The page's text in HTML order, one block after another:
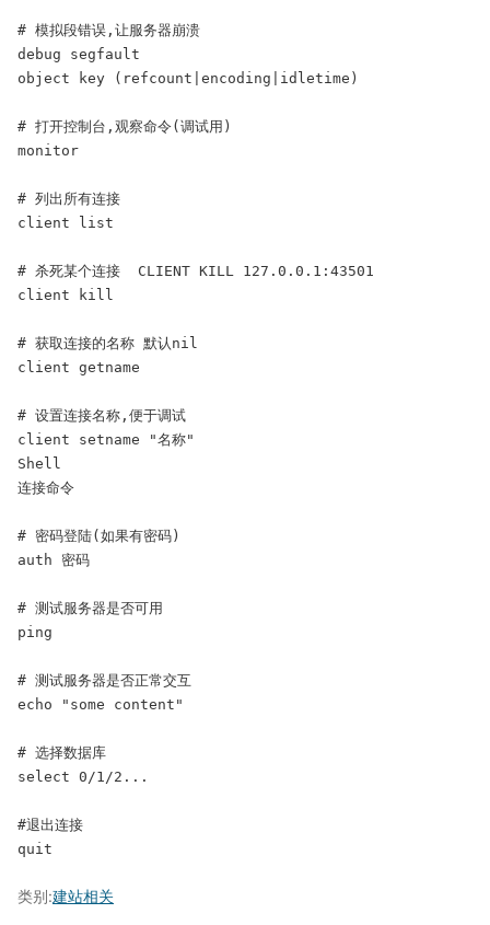
# 模拟段错误,让服务器崩溃
debug segfault
object key (refcount|encoding|idletime)
# 打开控制台,观察命令(调试用)
monitor
# 列出所有连接
client list
# 杀死某个连接  CLIENT KILL 127.0.0.1:43501
client kill
# 获取连接的名称 默认nil
client getname
# 设置连接名称,便于调试
client setname "名称"
Shell
连接命令
# 密码登陆(如果有密码)
auth 密码
# 测试服务器是否可用
ping
# 测试服务器是否正常交互
echo "some content"
# 选择数据库
select 0/1/2...
#退出连接
quit
类别:建站相关